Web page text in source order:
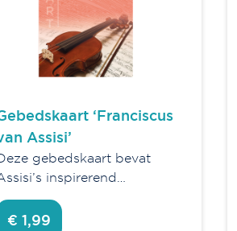
‘Franciscus
Assisi’
gebedskaart bevat
inspirerend…
€ 1,99